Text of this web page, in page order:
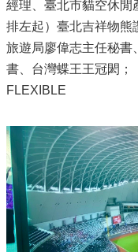
經理、臺北市貓空休閒
排左起）臺北吉祥物熊
旅遊局廖偉志主任秘書
書、台灣蝶王王冠閎；
FLEXIBLE